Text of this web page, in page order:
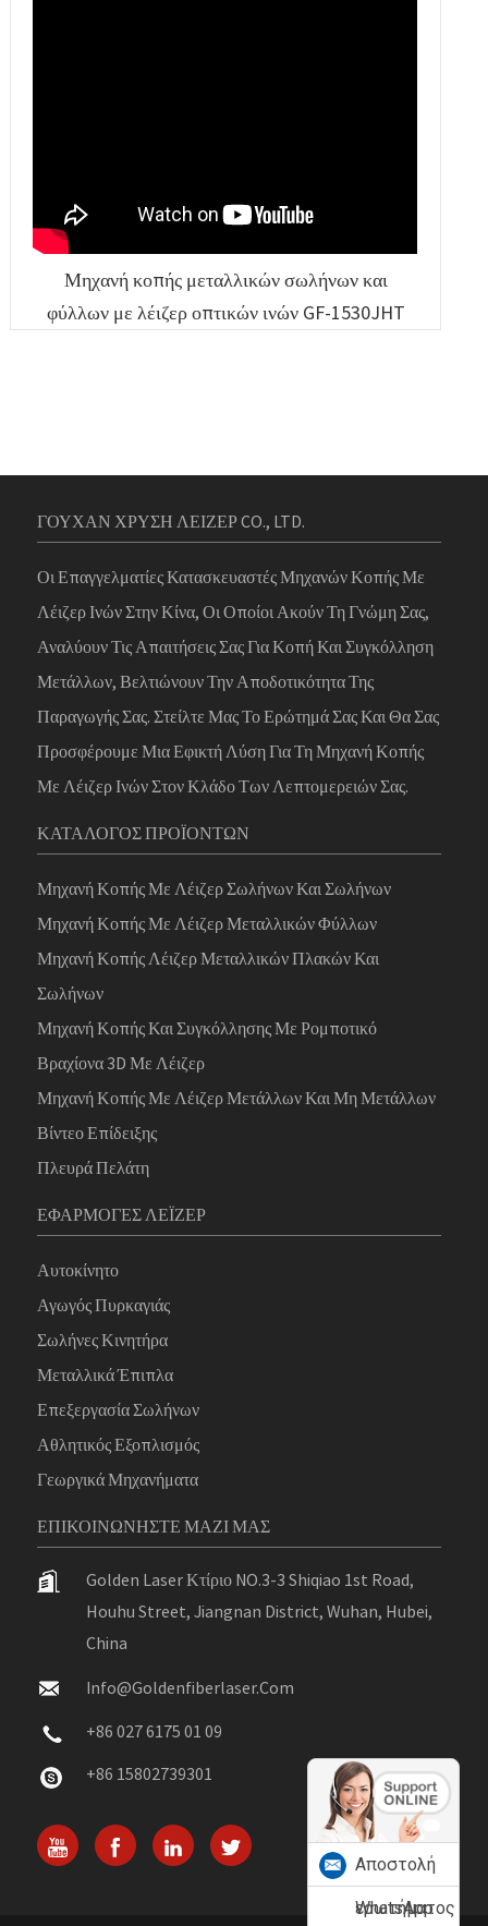
Μηχανή κοπής μεταλλικών σωλήνων και
φύλλων με λέιζερ οπτικών ινών GF-1530JHT
ΓΟΥΧΑΝ ΧΡΥΣΗ ΛΕΙΖΕΡ CO., LTD.
Οι Επαγγελματίες Κατασκευαστές Μηχανών Κοπής Με
Λέιζερ Ινών Στην Κίνα, Οι Οποίοι Ακούν Τη Γνώμη Σας,
Αναλύουν Τις Απαιτήσεις Σας Για Κοπή Και Συγκόλληση
Μετάλλων, Βελτιώνουν Την Αποδοτικότητα Της
Παραγωγής Σας. Στείλτε Μας Το Ερώτημά Σας Και Θα Σας
Προσφέρουμε Μια Εφικτή Λύση Για Τη Μηχανή Κοπής
Με Λέιζερ Ινών Στον Κλάδο Των Λεπτομερειών Σας.
ΚΑΤΆΛΟΓΟΣ ΠΡΟΪΌΝΤΩΝ
Μηχανή Κοπής Με Λέιζερ Σωλήνων Και Σωλήνων
Μηχανή Κοπής Με Λέιζερ Μεταλλικών Φύλλων
Μηχανή Κοπής Λέιζερ Μεταλλικών Πλακών Και
Σωλήνων
Μηχανή Κοπής Και Συγκόλλησης Με Ρομποτικό
Βραχίονα 3D Με Λέιζερ
Μηχανή Κοπής Με Λέιζερ Μετάλλων Και Μη Μετάλλων
Βίντεο Επίδειξης
Πλευρά Πελάτη
ΕΦΑΡΜΟΓΈΣ ΛΈΙΖΕΡ
Αυτοκίνητο
Αγωγός Πυρκαγιάς
Σωλήνες Κινητήρα
Μεταλλικά Έπιπλα
Επεξεργασία Σωλήνων
Αθλητικός Εξοπλισμός
Γεωργικά Μηχανήματα
ΕΠΙΚΟΙΝΩΝΉΣΤΕ ΜΑΖΊ ΜΑΣ
Golden Laser Κτίριο NO.3-3 Shiqiao 1st Road,
Houhu Street, Jiangnan District, Wuhan, Hubei,
China
Info@goldenfiberlaser.com
+86 027 6175 01 09
+86 15802739301
Αποστολή
ερωτήματος
WhatsApp